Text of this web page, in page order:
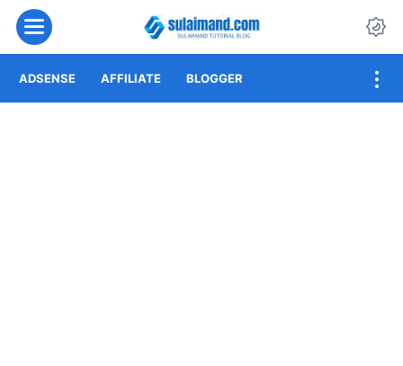
Menu
ADSENSE AFFILIATE BLOGGER